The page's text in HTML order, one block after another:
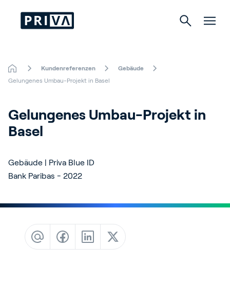
Gartenbau
Blog
Kundenreferenzen
Gebäude
Gelungenes Umbau-Projekt in Basel
Gelungenes Umbau-Projekt in
Basel
Gebäude | Priva Blue ID
Bank Paribas - 2022